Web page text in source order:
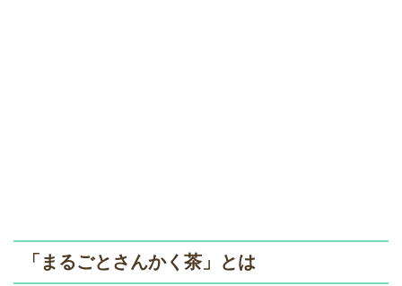
「まるごとさんかく茶」とは